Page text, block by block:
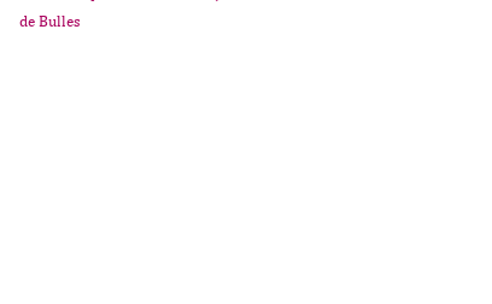
de Bulles